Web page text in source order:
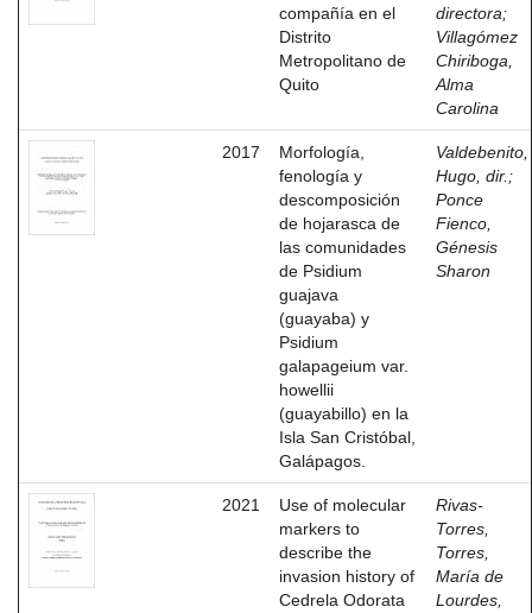
compañía en el
Distrito
Metropolitano de
Quito
directora;
Villagómez
Chiriboga,
Alma
Carolina
2017
Morfología,
fenología y
descomposición
de hojarasca de
las comunidades
de Psidium
guajava
(guayaba) y
Psidium
galapageium var.
howellii
(guayabillo) en la
Isla San Cristóbal,
Galápagos.
Valdebenito,
Hugo, dir. ;
Ponce
Fienco,
Génesis
Sharon
2021
Use of molecular
markers to
describe the
invasion history of
Cedrela Odorata
Rivas-
Torres,
Torres,
María de
Lourdes,